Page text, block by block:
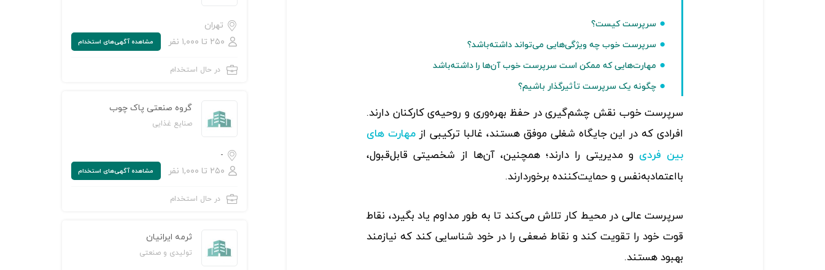
سرپرست کیست؟
سرپرست خوب چه ویژگی‌هایی می‌تواند داشته‌باشد؟
مهارت‌هایی که ممکن است سرپرست خوب آن‌ها را داشته‌باشد
چگونه یک سرپرست تأثیرگذار باشیم؟
سرپرست خوب نقش چشم‌گیری در حفظ بهره‌وری و روحیه‌ی کارکنان دارند.
افرادی که در این جایگاه شغلی موفق هستند، غالبا ترکیبی از مهارت های
بین فردی و مدیریتی را دارند؛ همچنین، آن‌ها از شخصیتی قابل‌قبول،
بااعتمادبه‌نفس و حمایت‌کننده برخوردارند.
سرپرست عالی در محیط کار تلاش می‌کند تا به طور مداوم یاد بگیرد، نقاط
قوت خود را تقویت کند و نقاط ضعفی را در خود شناسایی کند که نیازمند
بهبود هستند.
تهران
۲۵۰ تا ۱,۰۰۰ نفر
مشاهده‌ آگهی‌های استخدام
در حال استخدام
گروه صنعتی پاک چوب
صنایع غذایی
-
۲۵۰ تا ۱,۰۰۰ نفر
مشاهده‌ آگهی‌های استخدام
در حال استخدام
ثرمه ایرانیان
تولیدی و صنعتی